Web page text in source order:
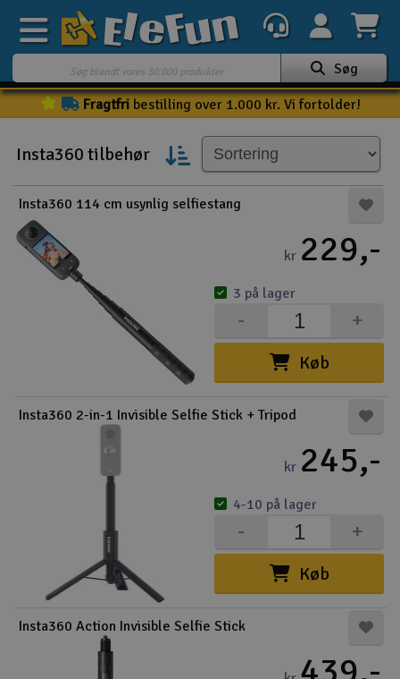
Ugens tilbud
Outlet
Mine favoritter
3D-print
Batteri & ladere
Droner
Droner til FPV
Helikopter
Modelbygg og byggesæt
Søg
Fragtfribestilling over 1.000 kr. Vi fortolder!
Insta360 tilbehør
Insta360 114 cm usynlig selfiestang
kr 229,-
Køb
+
-
3 på lager
Insta360 2-in-1 Invisible Selfie Stick + Tripod
kr 245,-
Køb
+
-
4-10 på lager
Insta360 Action Invisible Selfie Stick